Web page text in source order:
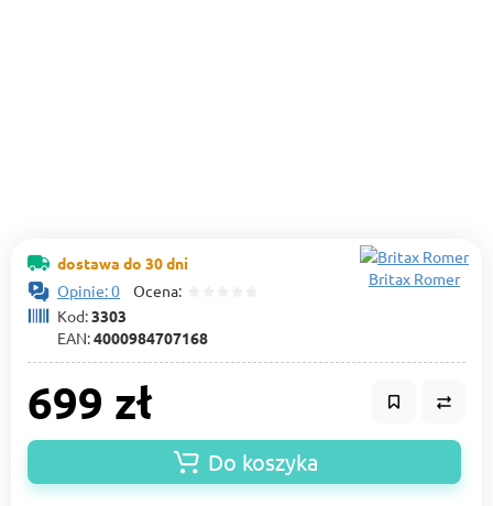
dostawa do 30 dni
Opinie: 0 Ocena:
Kod:3303
EAN:4000984707168
Britax Romer
699 zł
Do koszyka